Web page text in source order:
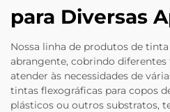
para Diversas
Nossa linha de produtos de
abrangente, cobrindo diferentes
atender às necessidades de
tintas flexográficas para copos
plásticos ou outros substratos,